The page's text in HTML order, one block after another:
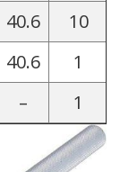
40.6 10
40.6 1
– 1